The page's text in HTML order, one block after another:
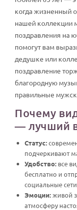
когда жизненный
нашей коллекции
поздравления на
помогут вам
дедушке или
поздравление
благородную
правильные
Почему
— лучший
Статус:
подчеркивают
Удобство: все
бесплатно и
социальные
Эмоции:живой
атмосферу